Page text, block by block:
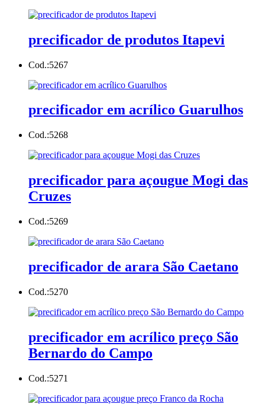
precificador de produtos Itapevi
Cod.:5267
precificador em acrílico Guarulhos
Cod.:5268
precificador para açougue Mogi das
Cruzes
Cod.:5269
precificador de arara São Caetano
Cod.:5270
precificador em acrílico preço São
Bernardo do Campo
Cod.:5271